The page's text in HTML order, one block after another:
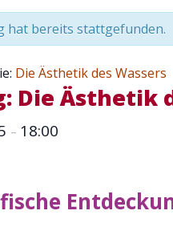
hat bereits stattgefunden.
Die Ästhetik des Wassers
Die Ästhetik
– 18:00